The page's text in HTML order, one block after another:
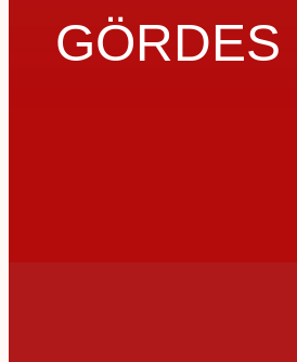
GÖRDES